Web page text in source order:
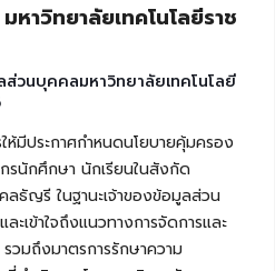
าวิทยาลัยเทคโนโลยีราช
วนบุคคลมหาวิทยาลัยเทคโนโลยี
ระกาศกำหนดนโยบายคุ้มครอง
รนักศึกษา นักเรียนในสังกัด
ลธัญรี ในฐานะเจ้าของข้อมูลส่วน
ะเข้าใจถึงแนวทางการจัดการและ
มถึงมาตรการรักษาความ